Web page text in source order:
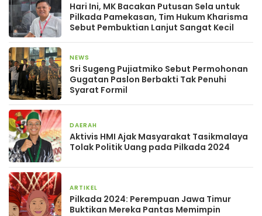
Hari Ini, MK Bacakan Putusan Sela untuk
Pilkada Pamekasan, Tim Hukum Kharisma
Sebut Pembuktian Lanjut Sangat Kecil
NEWS
Sri Sugeng Pujiatmiko Sebut Permohonan
Gugatan Paslon Berbakti Tak Penuhi
Syarat Formil
DAERAH
Aktivis HMI Ajak Masyarakat Tasikmalaya
Tolak Politik Uang pada Pilkada 2024
ARTIKEL
Pilkada 2024: Perempuan Jawa Timur
Buktikan Mereka Pantas Memimpin